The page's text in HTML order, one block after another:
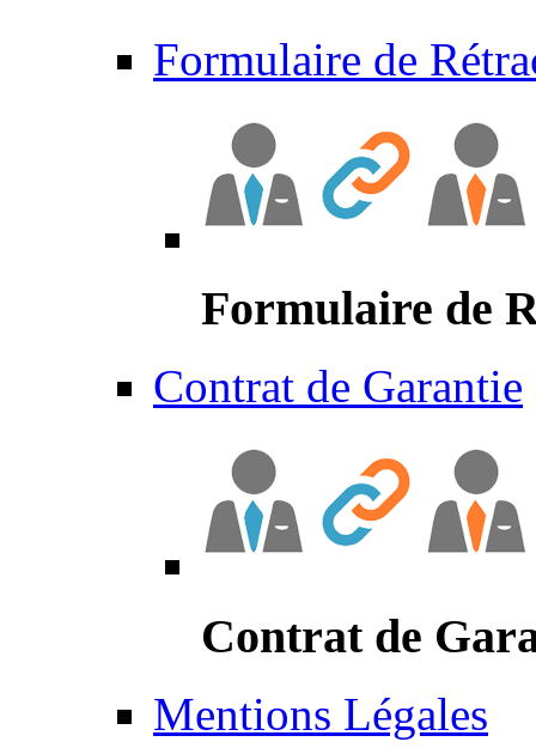
Formulaire de
Formulaire de
Contrat de Garantie
Contrat de
Mentions Légales